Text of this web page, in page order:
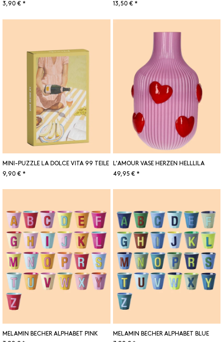
3,90 € *
13,50 € *
MINI-PUZZLE LA DOLCE VITA 99 TEILE
9,90 € *
L'AMOUR VASE HERZEN HELLLILA
49,95 € *
MELAMIN BECHER ALPHABET PINK
MELAMIN BECHER ALPHABET BLUE